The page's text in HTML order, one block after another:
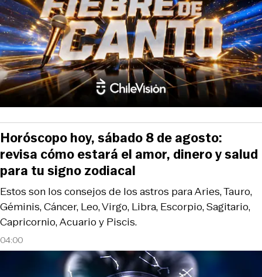
04:00
Estos son los consejos de los astros para Aries, Tauro,
Géminis, Cáncer, Leo, Virgo, Libra, Escorpio, Sagitario,
Capricornio, Acuario y Piscis.
Horóscopo hoy, sábado 8 de agosto:
revisa cómo estará el amor, dinero y salud
para tu signo zodiacal